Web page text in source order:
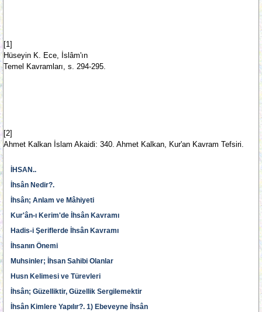
[1]
Hüseyin K. Ece, İslâm'ın
Temel Kavramları, s. 294-295.
[2]
Ahmet Kalkan İslam Akaidi: 340. Ahmet Kalkan, Kur'an Kavram Tefsiri.
İHSAN..
İhsân Nedir?.
İhsân; Anlam ve Mâhiyeti
Kur'ân-ı Kerim'de İhsân Kavramı
Hadis-i Şeriflerde İhsân Kavramı
İhsanın Önemi
Muhsinler; İhsan Sahibi Olanlar
Husn Kelimesi ve Türevleri
İhsân; Güzelliktir, Güzellik Sergilemektir
İhsân Kimlere Yapılır?. 1) Ebeveyne İhsân